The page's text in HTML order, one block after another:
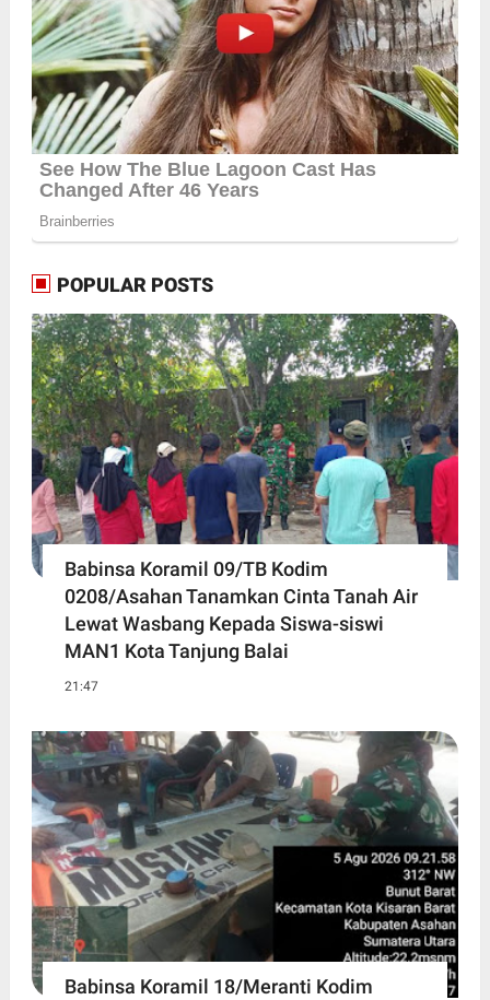
POPULAR POSTS
Babinsa Koramil 09/TB Kodim
0208/Asahan Tanamkan Cinta Tanah Air
Lewat Wasbang Kepada Siswa-siswi
MAN1 Kota Tanjung Balai
21:47
Babinsa Koramil 18/Meranti Kodim